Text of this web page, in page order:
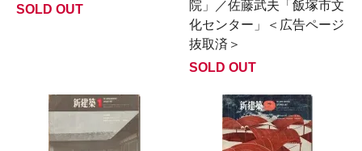
SOLD OUT
院」／佐藤武夫「飯塚市文
化センター」＜広告ページ
抜取済＞
SOLD OUT